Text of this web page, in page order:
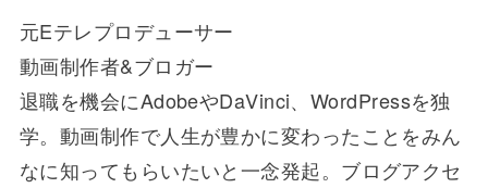
元Eテレプロデューサー
動画制作者&ブロガー
退職を機会にAdobeやDaVinci、WordPressを独
学。動画制作で人生が豊かに変わったことをみん
なに知ってもらいたいと一念発起。ブログアクセ